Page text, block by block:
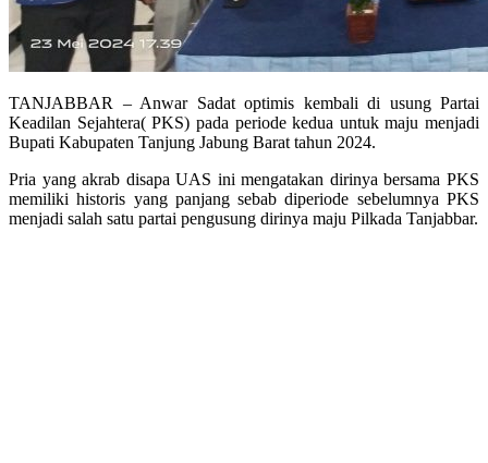
TANJABBAR – Anwar Sadat optimis kembali di usung Partai
Keadilan Sejahtera( PKS) pada periode kedua untuk maju menjadi
Bupati Kabupaten Tanjung Jabung Barat tahun 2024.
Pria yang akrab disapa UAS ini mengatakan dirinya bersama PKS
memiliki historis yang panjang sebab diperiode sebelumnya PKS
menjadi salah satu partai pengusung dirinya maju Pilkada Tanjabbar.